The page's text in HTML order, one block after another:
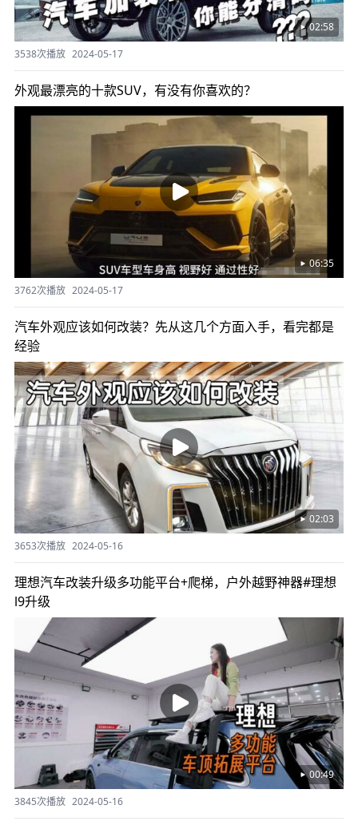
02:58
3538次播放 2024-05-17
06:35
外观最漂亮的十款SUV，有没有你喜欢的？
3762次播放 2024-05-17
02:03
汽车外观应该如何改装？先从这几个方面入手，看完都是
经验
3653次播放 2024-05-16
00:49
理想汽车改装升级多功能平台+爬梯，户外越野神器#理想
l9升级
3845次播放 2024-05-16